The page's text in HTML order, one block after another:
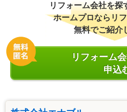
リフォーム会社を探
ホームプロならリ
無料でご紹介
リフォーム
申込